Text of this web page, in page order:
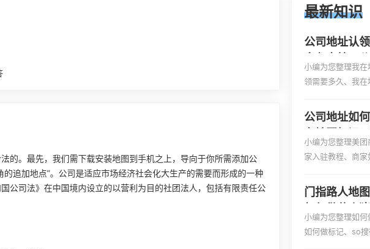
的。最先，我们需下载安装地图到手机之上，导向于你所需添加公
追加地点”。公司是适应市场经济社会化大生产的需要而形成的一种
公司法》在中国境内设立的以营利为目的社团法人，包括有限责任公
最新知识
公司地址认
图标注多久审
小编为您整理我在
领需要多久、我在
领需要多久i、我
领需要多久Y、搜
显示相关地图标
下方正文！
公司地址如
注服务中心
小编为您整理美
家入驻教程、商家
图、家政公司如何
标注知识，详情可
门指路人地
标记？门指
小编为您整理如
如何做标记、so